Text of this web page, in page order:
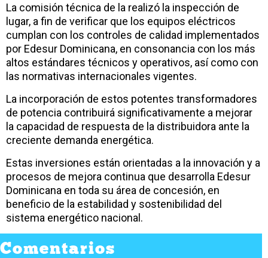
La comisión técnica de la realizó la inspección de
lugar, a fin de verificar que los equipos eléctricos
cumplan con los controles de calidad implementados
por Edesur Dominicana, en consonancia con los más
altos estándares técnicos y operativos, así como con
las normativas internacionales vigentes.
La incorporación de estos potentes transformadores
de potencia contribuirá significativamente a mejorar
la capacidad de respuesta de la distribuidora ante la
creciente demanda energética.
Estas inversiones están orientadas a la innovación y a
procesos de mejora continua que desarrolla Edesur
Dominicana en toda su área de concesión, en
beneficio de la estabilidad y sostenibilidad del
sistema energético nacional.
Comentarios